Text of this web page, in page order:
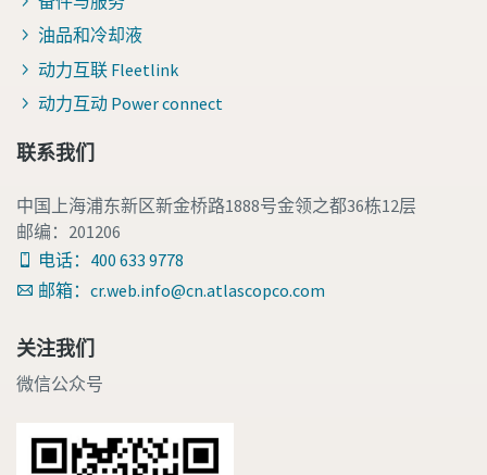
油品和冷却液
动力互联 Fleetlink
动力互动 Power connect
联系我们
中国上海浦东新区新金桥路1888号金领之都36栋12层
邮编：201206
电话：400 633 9778
邮箱：cr.web.info@cn.atlascopco.com
关注我们
微信公众号